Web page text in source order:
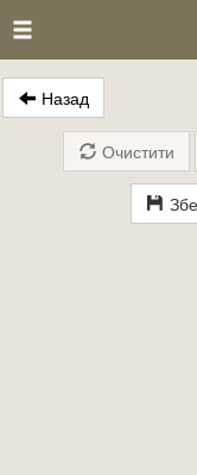
Назад
Очистити